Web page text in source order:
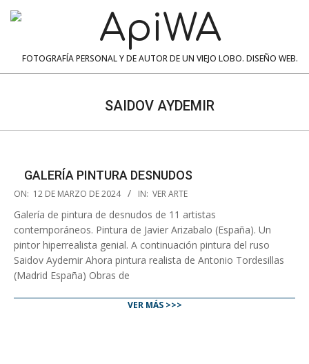
ApiWA
FOTOGRAFÍA PERSONAL Y DE AUTOR DE UN VIEJO LOBO. DISEÑO WEB.
SAIDOV AYDEMIR
GALERÍA PINTURA DESNUDOS
2024-
12
ON: 12 DE MARZO DE 2024 IN: VER ARTE
Galería de pintura de desnudos de 11 artistas
contemporáneos. Pintura de Javier Arizabalo (España). Un
pintor hiperrealista genial. A continuación pintura del ruso
Saidov Aydemir Ahora pintura realista de Antonio Tordesillas
(Madrid España) Obras de
VER MÁS >>>